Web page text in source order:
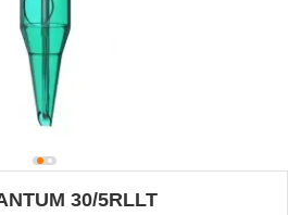
30/5RLLT